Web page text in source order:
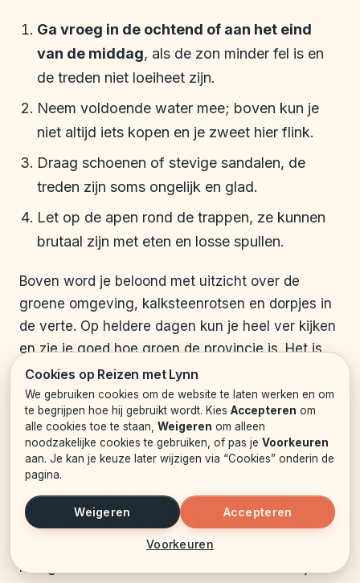
Ga vroeg in de ochtend of aan het eind
van de middag, als de zon minder fel is en
de treden niet loeiheet zijn.
Neem voldoende water mee; boven kun je
niet altijd iets kopen en je zweet hier flink.
Draag schoenen of stevige sandalen, de
treden zijn soms ongelijk en glad.
Let op de apen rond de trappen, ze kunnen
brutaal zijn met eten en losse spullen.
Boven word je beloond met uitzicht over de
groene omgeving, kalksteenrotsen en dorpjes in
de verte. Op heldere dagen kun je heel ver kijken
en zie je goed hoe groen de provincie is. Het is
zo’n plek waar je automatisch even blijft zitten
om bij te komen en de belachelijke hoeveelheid
trappen te verwerken.
Bedek je schouders en knieën als je het
tempelgebied in gaat; bij de ingang kun je vaak
sjaals lenen als je kleding te bloot is. Je kunt de
Tiger Cave Temple makkelijk combineren met
een bezoek aan Krabi Town of een
mangroveboottocht. Veel lokale tourbureautjes
Cookies op Reizen met Lynn
We gebruiken cookies om de website te laten werken en om
te begrijpen hoe hij gebruikt wordt. Kies Accepteren om
alle cookies toe te staan, Weigeren om alleen
noodzakelijke cookies te gebruiken, of pas je Voorkeuren
aan. Je kan je keuze later wijzigen via “Cookies” onderin de
pagina.
Weigeren
Voorkeuren
Accepteren